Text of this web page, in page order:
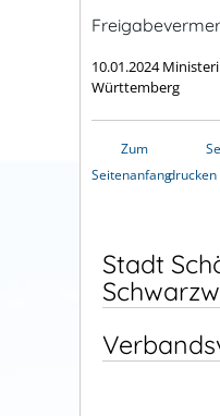
10.01.2024
Württemberg
Zum
Seitenanfangdrucken
Stadt